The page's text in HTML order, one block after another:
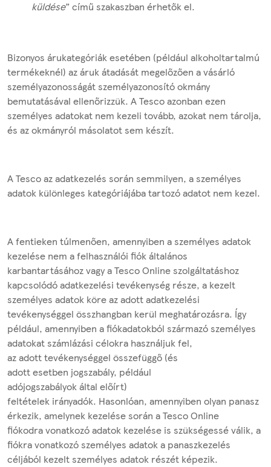
küldése” című szakaszban érhetők el.
Bizonyos árukategóriák esetében (például alkoholtartalmú
termékeknél) az áruk átadását megelőzően a vásárló
személyazonosságát személyazonosító okmány
bemutatásával ellenőrizzük. A Tesco azonban ezen
személyes adatokat nem kezeli tovább, azokat nem tárolja,
és az okmányról másolatot sem készít.
A Tesco az adatkezelés során semmilyen, a személyes
adatok különleges kategóriájába tartozó adatot nem kezel.
A fentieken túlmenően, amennyiben a személyes adatok
kezelése nem a felhasználói fiók általános
karbantartásához vagy a Tesco Online szolgáltatáshoz
kapcsolódó adatkezelési tevékenység része, a kezelt
személyes adatok köre az adott adatkezelési
tevékenységgel összhangban kerül meghatározásra. Így
például, amennyiben a fiókadatokból származó személyes
adatokat számlázási célokra használjuk fel,
az adott tevékenységgel összefüggő (és
adott esetben jogszabály, például
adójogszabályok által előírt)
feltételek irányadók. Hasonlóan, amennyiben olyan panasz
érkezik, amelynek kezelése során a Tesco Online
fiókodra vonatkozó adatok kezelése is szükségessé válik, a
fiókra vonatkozó személyes adatok a panaszkezelés
céljából kezelt személyes adatok részét képezik.